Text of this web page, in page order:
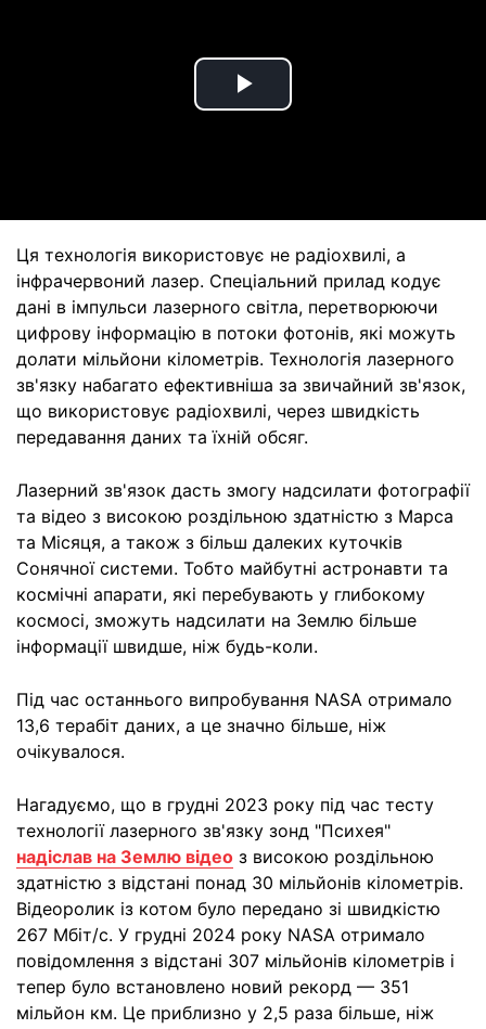
Play
Ця технологія використовує не радіохвилі, а
інфрачервоний лазер. Спеціальний прилад кодує
дані в імпульси лазерного світла, перетворюючи
цифрову інформацію в потоки фотонів, які можуть
долати мільйони кілометрів. Технологія лазерного
зв'язку набагато ефективніша за звичайний зв'язок,
що використовує радіохвилі, через швидкість
передавання даних та їхній обсяг.
Лазерний зв'язок дасть змогу надсилати фотографії
та відео з високою роздільною здатністю з Марса
та Місяця, а також з більш далеких куточків
Сонячної системи. Тобто майбутні астронавти та
космічні апарати, які перебувають у глибокому
космосі, зможуть надсилати на Землю більше
інформації швидше, ніж будь-коли.
Під час останнього випробування NASA отримало
13,6 терабіт даних, а це значно більше, ніж
очікувалося.
Нагадуємо, що в грудні 2023 року під час тесту
технології лазерного зв'язку зонд "Психея"
надіслав на Землю відео з високою роздільною
здатністю з відстані понад 30 мільйонів кілометрів.
Відеоролик із котом було передано зі швидкістю
267 Мбіт/с. У грудні 2024 року NASA отримало
повідомлення з відстані 307 мільйонів кілометрів і
тепер було встановлено новий рекорд — 351
мільйон км. Це приблизно у 2,5 раза більше, ніж